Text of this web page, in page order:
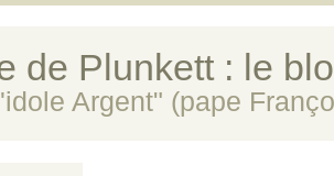
de Plunkett : le
Argent" (pape